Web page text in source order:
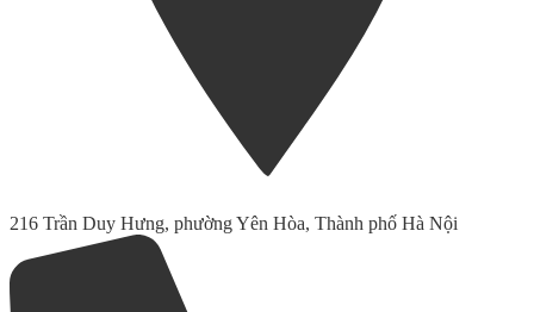
216 Trần Duy Hưng, phường Yên Hòa, Thành phố Hà Nội